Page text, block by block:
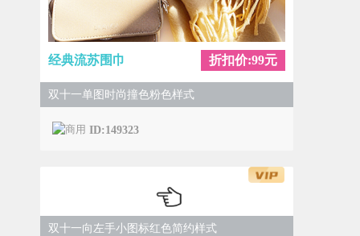
经典流苏围巾 折扣价:99元
双十一单图时尚撞色粉色样式
ID:149323
双十一向左手小图标红色简约样式